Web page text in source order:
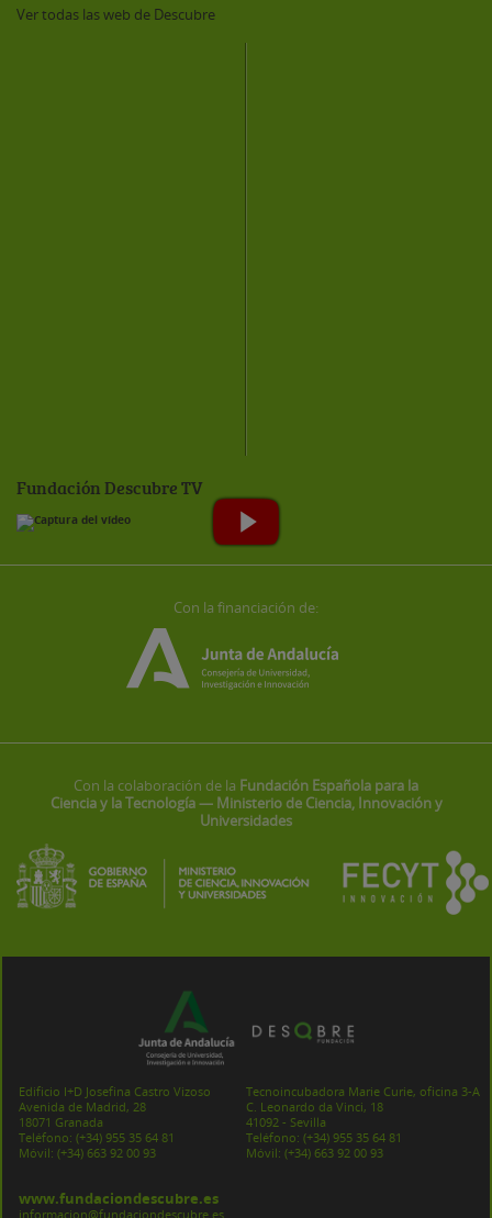
Ver todas las web de Descubre
Fundación Descubre TV
Con la financiación de:
Con la colaboración de la Fundación Española para la
Ciencia y la Tecnología — Ministerio de Ciencia, Innovación y
Universidades
Edificio I+D Josefina Castro Vizoso
Avenida de Madrid, 28
18071 Granada
Teléfono: (+34) 955 35 64 81
Móvil: (+34) 663 92 00 93
Tecnoincubadora Marie Curie, oficina 3-A
C. Leonardo da Vinci, 18
41092 - Sevilla
Teléfono: (+34) 955 35 64 81
Móvil: (+34) 663 92 00 93
www.fundaciondescubre.es
informacion@fundaciondescubre.es